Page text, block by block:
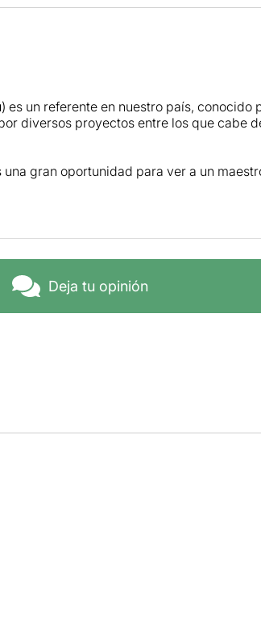
es un referente en nuestro país, conocido
diversos proyectos entre los que cabe
gran oportunidad para ver a un
Poltrona en directo es un regalo.
plateas llenas de espectadores de
Deja tu opinión